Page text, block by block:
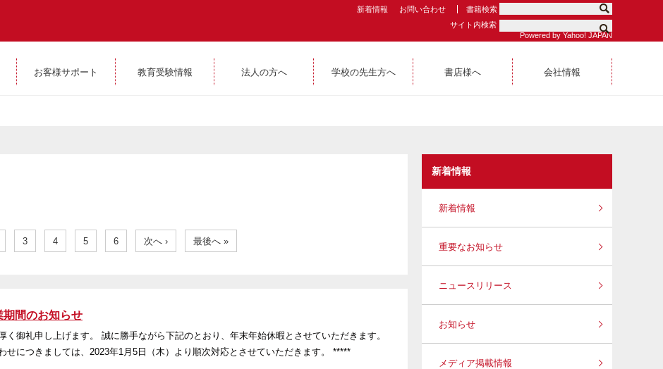
新着情報 お問い合わせ
書籍検索
サイト内検索
Powered by Yahoo! JAPAN
お客様サポート 教育受験情報 法人の方へ 学校の先生方へ 書店様へ 会社情報
3 4 5 6 次へ › 最後へ »
間のお知らせ
く御礼申し上げます。 誠に勝手ながら下記のとおり、年末年始休暇とさせていただきます。
せにつきましては、2023年1月5日（木）より順次対応とさせていただきます。 *****
新着情報
新着情報
重要なお知らせ
ニュースリリース
お知らせ
メディア掲載情報